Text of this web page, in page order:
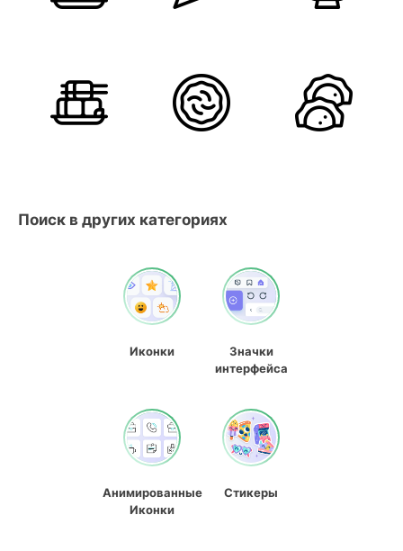
Поиск в других категориях
Иконки
Значки
интерфейса
Анимированные
Иконки
Стикеры